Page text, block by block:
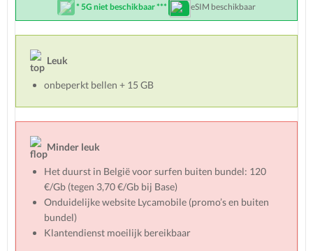
* 5G niet beschikbaar *** eSIM beschikbaar
Leuk
onbeperkt bellen + 15 GB
Minder leuk
Het duurst in België voor surfen buiten bundel: 120
€/Gb (tegen 3,70 €/Gb bij Base)
Onduidelijke website Lycamobile (promo’s en buiten
bundel)
Klantendienst moeilijk bereikbaar